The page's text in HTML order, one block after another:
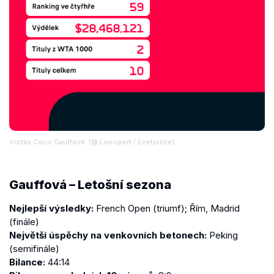
Vizitka Coco Gauffové. (@ Livesport / Enetpulse)
Gauffová – Letošní sezona
Nejlepší výsledky: French Open (triumf); Řím, Madrid
(finále)
Největší úspěchy na venkovních betonech: Peking
(semifinále)
Bilance: 44:14